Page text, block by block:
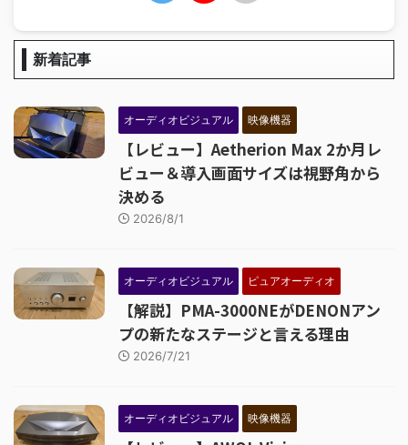
新着記事
オーディオビジュアル 映像機器
【レビュー】Aetherion Max 2か月レ
ビュー＆導入画面サイズは視野角から
決める
2026/8/1
オーディオビジュアル ピュアオーディオ
【解説】PMA-3000NEがDENONアン
プの新たなステージと言える理由
2026/7/21
オーディオビジュアル 映像機器